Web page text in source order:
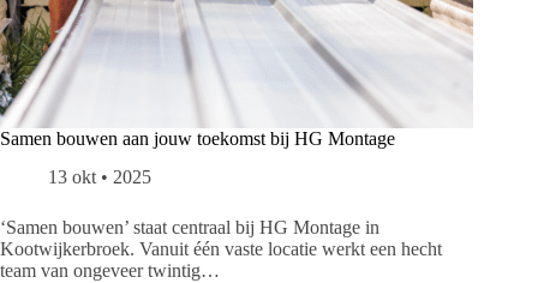
Samen bouwen aan jouw toekomst bij HG Montage
13 okt • 2025
‘Samen bouwen’ staat centraal bij HG Montage in
Kootwijkerbroek. Vanuit één vaste locatie werkt een hecht
team van ongeveer twintig…